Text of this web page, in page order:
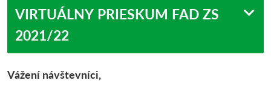
VIRTUÁLNY PRIESKUM FAD ZS
2021/22
Vážení návštevníci,